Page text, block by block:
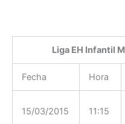
Liga EH Infantil
Fecha Hora
15/03/2015 11:15